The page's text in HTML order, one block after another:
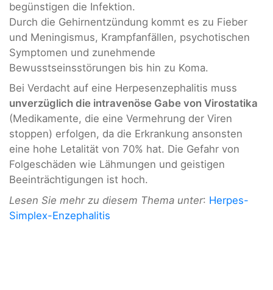
begünstigen die Infektion.
Durch die Gehirnentzündung kommt es zu Fieber
und Meningismus, Krampfanfällen, psychotischen
Symptomen und zunehmende
Bewusstseinsstörungen bis hin zu Koma.
Bei Verdacht auf eine Herpesenzephalitis muss
unverzüglich die intravenöse Gabe von Virostatika
(Medikamente, die eine Vermehrung der Viren
stoppen) erfolgen, da die Erkrankung ansonsten
eine hohe Letalität von 70% hat. Die Gefahr von
Folgeschäden wie Lähmungen und geistigen
Beeinträchtigungen ist hoch.
Lesen Sie mehr zu diesem Thema unter: Herpes-
Simplex-Enzephalitis